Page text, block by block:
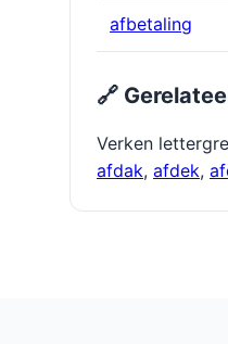
afbetaling
🔗
Verken
afdak, afdek,